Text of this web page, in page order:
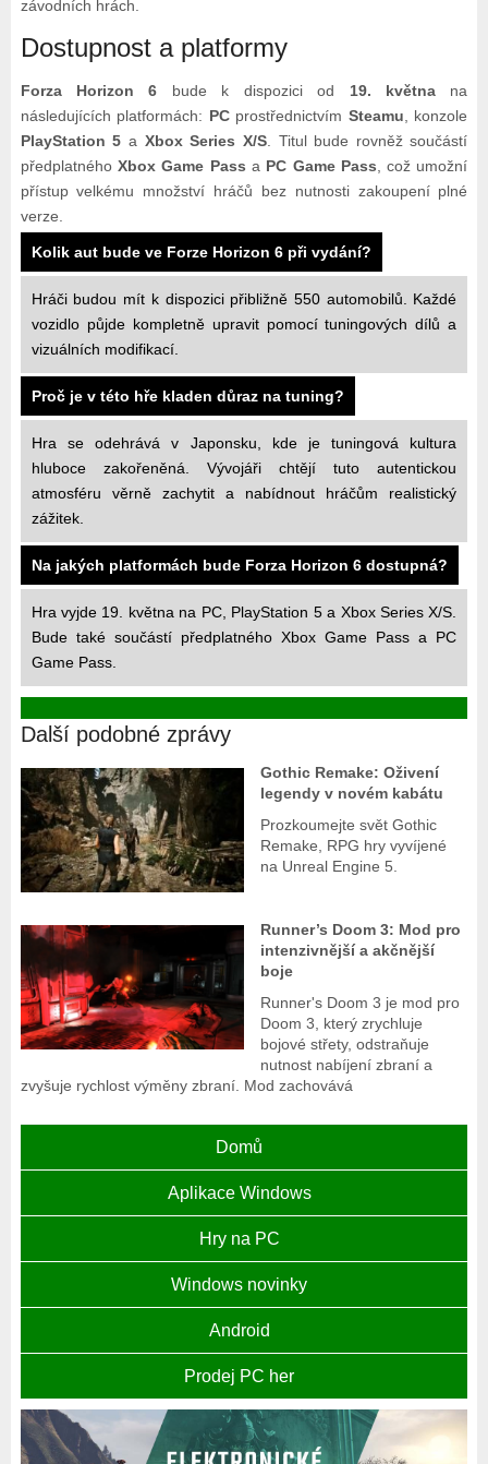
závodních hrách.
Dostupnost a platformy
Forza Horizon 6 bude k dispozici od 19. května na
následujících platformách: PCprostřednictvím Steamu , konzole
PlayStation 5 a Xbox Series X/S. Titul bude rovněž součástí
předplatného Xbox Game Pass a PC Game Pass , což umožní
přístup velkému množství hráčů bez nutnosti zakoupení plné
verze.
Kolik aut bude ve Forze Horizon 6 při vydání?
Hráči budou mít k dispozici přibližně 550 automobilů. Každé
vozidlo půjde kompletně upravit pomocí tuningových dílů a
vizuálních modifikací.
Proč je v této hře kladen důraz na tuning?
Hra se odehrává v Japonsku, kde je tuningová kultura
hluboce zakořeněná. Vývojáři chtějí tuto autentickou
atmosféru věrně zachytit a nabídnout hráčům realistický
zážitek.
Na jakých platformách bude Forza Horizon 6 dostupná?
Hra vyjde 19. května na PC, PlayStation 5 a Xbox Series X/S.
Bude také součástí předplatného Xbox Game Pass a PC
Game Pass.
Další podobné zprávy
Gothic Remake: Oživení
legendy v novém kabátu
Prozkoumejte svět Gothic
Remake, RPG hry vyvíjené
na Unreal Engine 5.
Runner’s Doom 3: Mod pro
intenzivnější a akčnější
boje
Runner's Doom 3 je mod pro
Doom 3, který zrychluje
bojové střety, odstraňuje
nutnost nabíjení zbraní a
zvyšuje rychlost výměny zbraní. Mod zachovává
Domů
Aplikace Windows
Hry na PC
Windows novinky
Android
Prodej PC her